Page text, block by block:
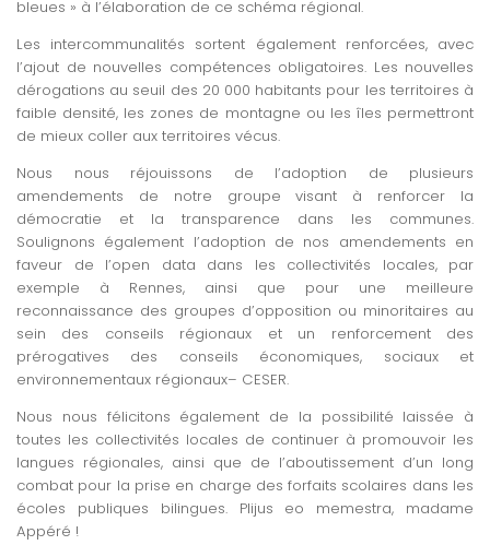
bleues » à l’élaboration de ce schéma régional.
Les intercommunalités sortent également renforcées, avec
l’ajout de nouvelles compétences obligatoires. Les nouvelles
dérogations au seuil des 20 000 habitants pour les territoires à
faible densité, les zones de montagne ou les îles permettront
de mieux coller aux territoires vécus.
Nous nous réjouissons de l’adoption de plusieurs
amendements de notre groupe visant à renforcer la
démocratie et la transparence dans les communes.
Soulignons également l’adoption de nos amendements en
faveur de l’open data dans les collectivités locales, par
exemple à Rennes, ainsi que pour une meilleure
reconnaissance des groupes d’opposition ou minoritaires au
sein des conseils régionaux et un renforcement des
prérogatives des conseils économiques, sociaux et
environnementaux régionaux– CESER.
Nous nous félicitons également de la possibilité laissée à
toutes les collectivités locales de continuer à promouvoir les
langues régionales, ainsi que de l’aboutissement d’un long
combat pour la prise en charge des forfaits scolaires dans les
écoles publiques bilingues. Plijus eo memestra, madame
Appéré !